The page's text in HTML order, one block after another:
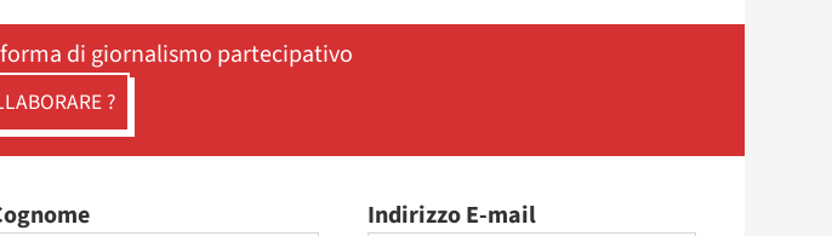
di giornalismo partecipativo
?
Indirizzo E-mail